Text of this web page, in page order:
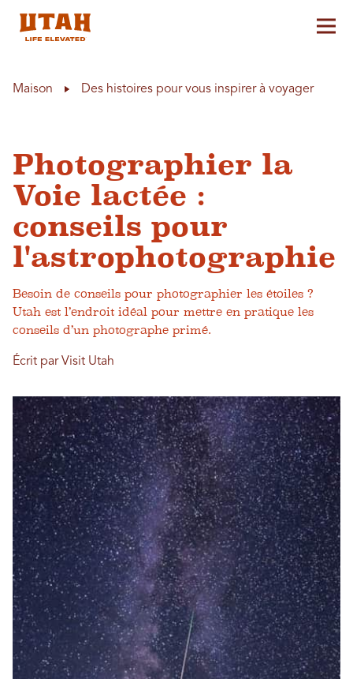
Maison Des histoires pour vous inspirer à voyager
Photographier la
Voie lactée :
conseils pour
l'astrophotographie
Besoin de conseils pour photographier les étoiles ?
Utah est l’endroit idéal pour mettre en pratique les
conseils d’un photographe primé.
Écrit par Visit Utah